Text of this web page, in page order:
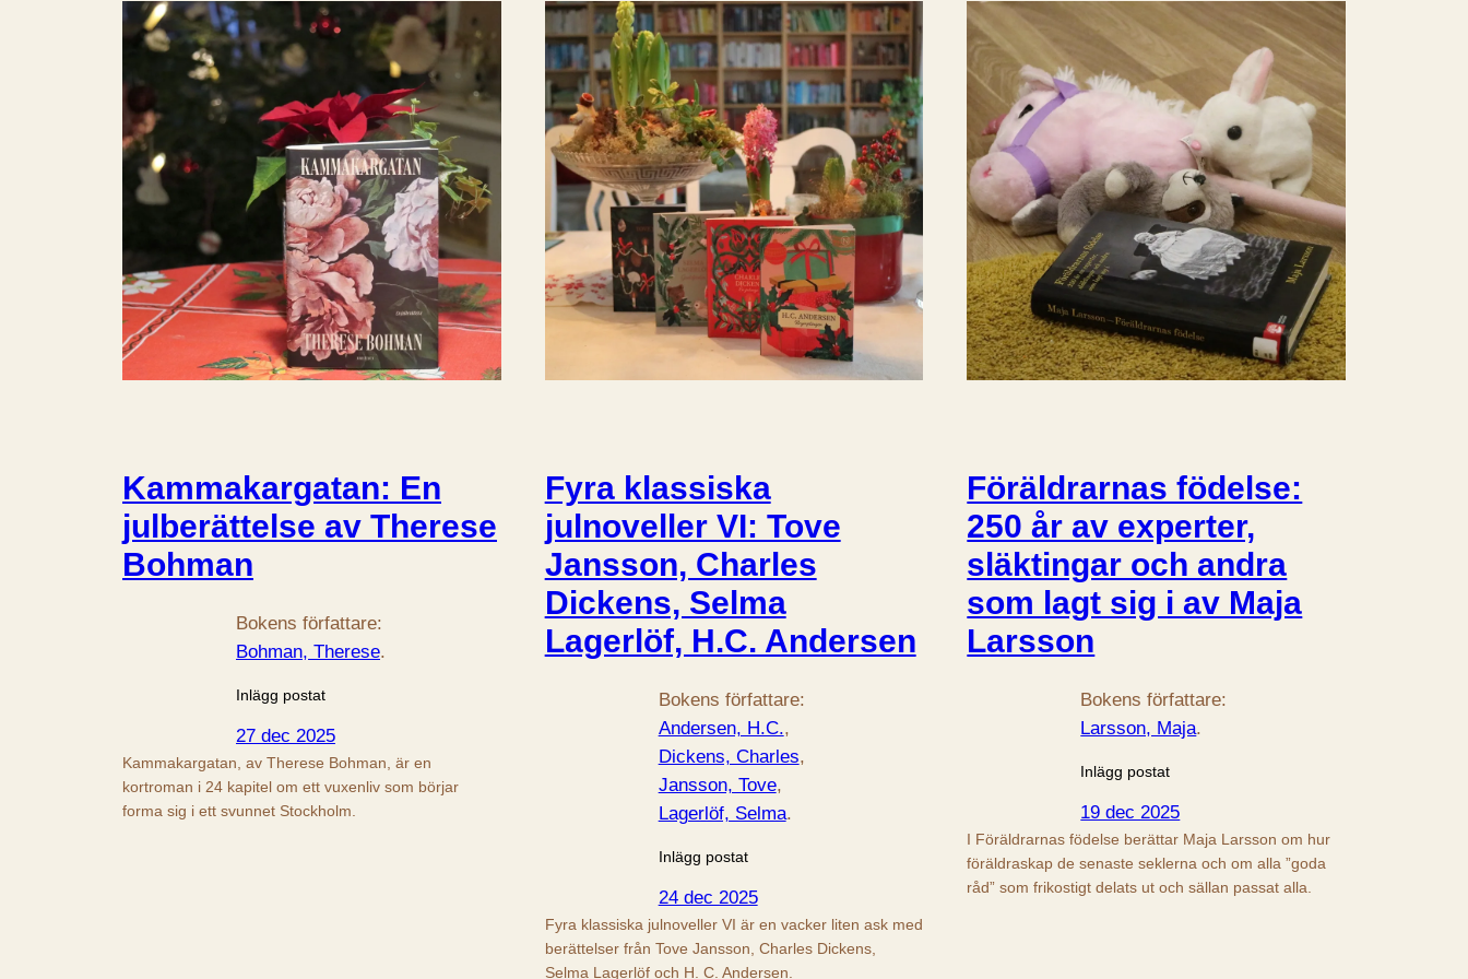
Kammakargatan: En
julberättelse av Therese
Bohman
Bokens författare:
Bohman, Therese.
Inlägg postat
27 dec 2025
Kammakargatan, av Therese Bohman, är en
kortroman i 24 kapitel om ett vuxenliv som börjar
forma sig i ett svunnet Stockholm.
Fyra klassiska
julnoveller VI: Tove
Jansson, Charles
Dickens, Selma
Lagerlöf, H.C. Andersen
Bokens författare:
Andersen, H.C.
Dickens, Charles
Jansson, Tove
Lagerlöf, Selma.
Inlägg postat
24 dec 2025
Fyra klassiska julnoveller VI är en vacker liten ask med
berättelser från Tove Jansson, Charles Dickens,
Selma Lagerlöf och H. C. Andersen.
Föräldrarnas födelse:
250 år av experter,
släktingar och andra
som lagt sig i av Maja
Larsson
Bokens författare:
Larsson, Maja.
Inlägg postat
19 dec 2025
I Föräldrarnas födelse berättar Maja Larsson om hur
föräldraskap de senaste seklerna och om alla ”goda
råd” som frikostigt delats ut och sällan passat alla.